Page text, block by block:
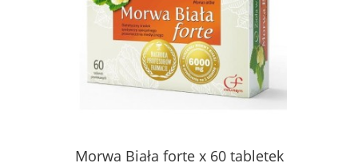
Morwa Biała forte x 60 tabletek